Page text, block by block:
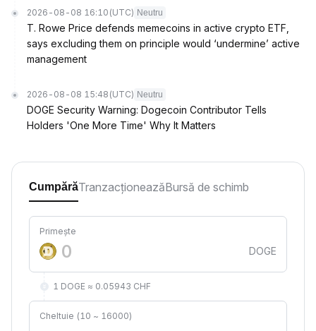
2026-08-08 16:10 (UTC) Neutru
T. Rowe Price defends memecoins in active crypto ETF,
says excluding them on principle would ‘undermine’ active
management
2026-08-08 15:48 (UTC) Neutru
DOGE Security Warning: Dogecoin Contributor Tells
Holders 'One More Time' Why It Matters
CumpărăTranzacționeazăBursă de schimb
Primește
DOGE
1 DOGE ≈ 0.05943 CHF
Cheltuie (10 ~ 16000)